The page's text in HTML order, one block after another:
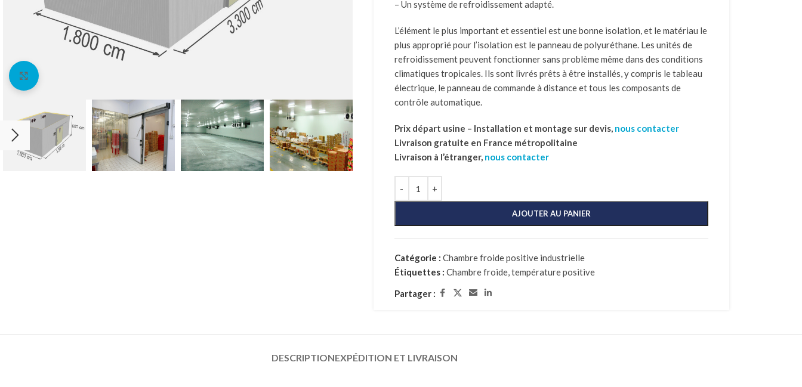
– Un système de refroidissement adapté.
L’élément le plus important et essentiel est une bonne isolation, et le matériau le
plus approprié pour l’isolation est le panneau de polyuréthane. Les unités de
refroidissement peuvent fonctionner sans problème même dans des conditions
climatiques tropicales. Ils sont livrés prêts à être installés, y compris le tableau
électrique, le panneau de commande à distance et tous les composants de
contrôle automatique.
Prix départ usine – Installation et montage sur devis, nous contacter
Livraison gratuite en France métropolitaine
Livraison à l’étranger, nous contacter
AJOUTER AU PANIER
Catégorie : Chambre froide positive industrielle
Étiquettes : Chambre froide,température positive
Partager :
DESCRIPTIONEXPÉDITION ET LIVRAISON